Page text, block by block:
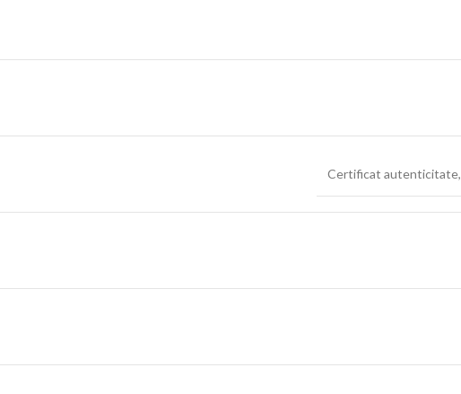
Certificat autenticitate,